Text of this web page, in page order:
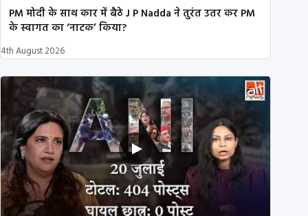
PM मोदी के साथ कार में बैठे J P Nadda ने तुरंत उतर कर PM
के स्वागत का ‘नाटक’ किया?
4th August 2026